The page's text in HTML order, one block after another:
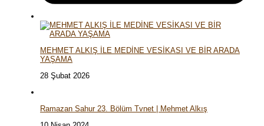
MEHMET ALKIŞ İLE MEDİNE VESİKASI VE BİR ARADA
YAŞAMA
28 Şubat 2026
Ramazan Sahur 23. Bölüm Tvnet | Mehmet Alkış